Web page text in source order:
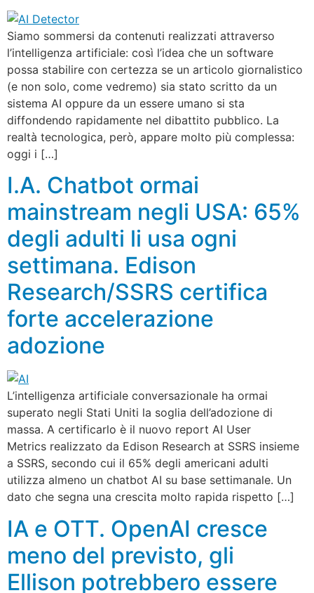
Siamo sommersi da contenuti realizzati attraverso
l’intelligenza artificiale: così l’idea che un software
possa stabilire con certezza se un articolo giornalistico
(e non solo, come vedremo) sia stato scritto da un
sistema AI oppure da un essere umano si sta
diffondendo rapidamente nel dibattito pubblico. La
realtà tecnologica, però, appare molto più complessa:
oggi i […]
I.A. Chatbot ormai
mainstream negli USA: 65%
degli adulti li usa ogni
settimana. Edison
Research/SSRS certifica
forte accelerazione
adozione
L’intelligenza artificiale conversazionale ha ormai
superato negli Stati Uniti la soglia dell’adozione di
massa. A certificarlo è il nuovo report AI User
Metrics realizzato da Edison Research at SSRS insieme
a SSRS, secondo cui il 65% degli americani adulti
utilizza almeno un chatbot AI su base settimanale. Un
dato che segna una crescita molto rapida rispetto […]
IA e OTT. OpenAI cresce
meno del previsto, gli
Ellison potrebbero essere